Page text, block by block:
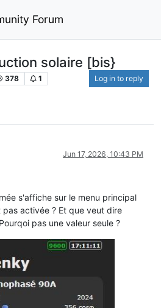
Forum
solaire [bis}
378 1 Log in to reply
Jun 17, 2026, 10:43 PM
s'affiche sur le menu principal
activée ? Et que veut dire
pas une valeur seule ?